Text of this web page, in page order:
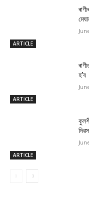
ARTICLE
ARTICLE
হ’ব
ARTICLE